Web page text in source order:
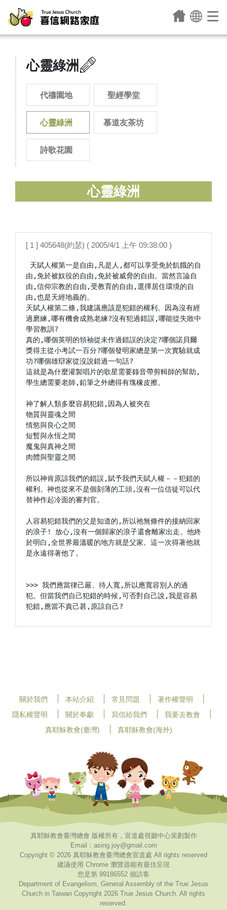
心靈綠洲
代禱園地 聖經學堂
心靈綠洲 慕道友茶坊
詩歌花園
心靈綠洲
[ 1 ] 405648(約瑟) ( 2005/4/1 上午 09:38:00 )
由,免於被奴役的自由,免於被威脅的自由。當然言論自
由,信仰宗教的自由,受教育的自由,選擇居住環境的自
由,也是天經地義的。
天賦人權第二條,我建議應該是犯錯的權利。因為沒有經
過磨練,哪有機會成熟老練?沒有犯過錯誤,哪能從失敗中
學習教訓?
真的,哪個英明的領袖從未作過錯誤的決定?哪個諾貝爾
獎得主從小考試一百分?哪個發明家總是第一次實驗就成
功?哪個雄辯家從沒說錯過一句話?
這就是為什麼灌製唱片的歌星需要錄音帶剪輯師的幫助,
學生總需要老師,鉛筆之外總得有塊橡皮擦。
神了解人類多麼容易犯錯,因為人被夾在
物質與靈魂之間
情慾與良心之間
短暫與永恆之間
魔鬼與真神之間
肉體與聖靈之間
所以神肯原諒我們的錯誤,賦予我們天賦人權－－犯錯的
權利。神也從來不是個刻薄的工頭,沒有一位信徒可以代
替神作起冷面的審判官。
人容易犯錯我們的父是知道的,所以祂無條件的接納回家
的浪子! 放心,沒有一個歸家的浪子還會離家出走。他終
於明白,全世界最溫暖的地方就是父家。這一次得著他就
是永遠得著他了。
>>> 我們應當律己嚴、待人寬,所以應寬容別人的過
犯。但當我們自己犯錯的時候,可否對自己說,我是容易
犯錯,應當不責己甚,原諒自己?
關於我們 本站介紹 常見問題
著作權聲明
隱私權聲明
關於奉獻 寫信給我們
我要去教會
真耶穌教會(臺灣)
真耶穌教會(海外)
真耶穌教會臺灣總會 版權所有，宣道處視聽中心策劃製作
Email：asing.joy@gmail.com
Copyright © 2026 真耶穌教會臺灣總會宣道處 All rights reserved
建議使用 Chrome 瀏覽器能有最佳呈現
您是第 99186552 個訪客
Department of Evangelism, General Assembly of the True Jesus
Church in Taiwan Copyright 2026 True Jesus Church. All rights
reserved.